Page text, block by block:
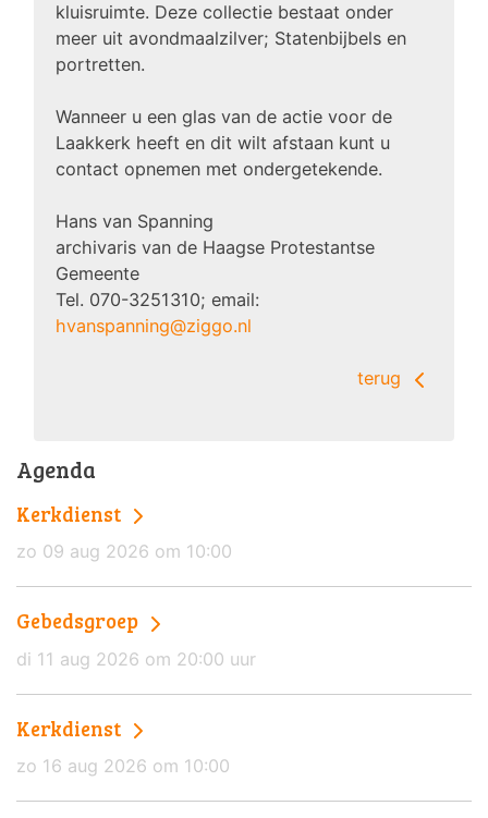
kluisruimte. Deze collectie bestaat onder
meer uit avondmaalzilver; Statenbijbels en
portretten.
Wanneer u een glas van de actie voor de
Laakkerk heeft en dit wilt afstaan kunt u
contact opnemen met ondergetekende.
Hans van Spanning
archivaris van de Haagse Protestantse
Gemeente
Tel. 070-3251310; email:
hvanspanning@ziggo.nl
terug
Agenda
Kerkdienst
zo 09 aug 2026 om 10:00
Gebedsgroep
di 11 aug 2026 om 20:00 uur
Kerkdienst
zo 16 aug 2026 om 10:00